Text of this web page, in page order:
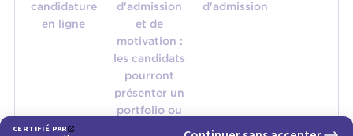
candidature
en ligne
d'admission
et de
motivation :
les candidats
pourront
présenter un
portfolio ou
d'admission